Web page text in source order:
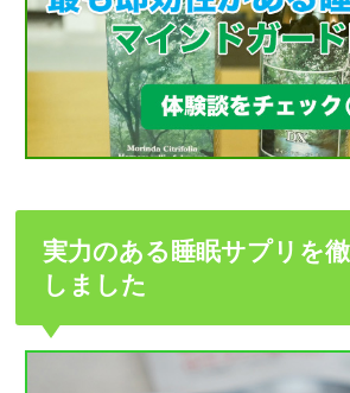
実力のある睡眠サプリを
しました